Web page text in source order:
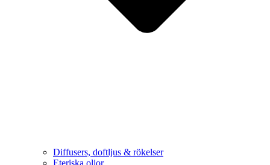
Diffusers, doftljus & rökelser
Eteriska oljor